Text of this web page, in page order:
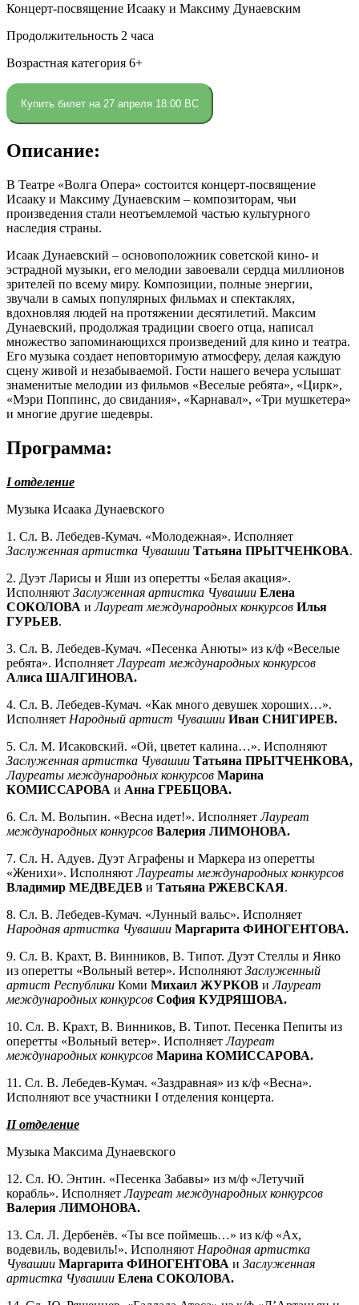
Концерт-посвящение Исааку и Максиму Дунаевским
Продолжительность 2 часа
Возрастная категория 6+
Купить билет на 27 апреля 18:00 ВС
Описание:
В Театре «Волга Опера» состоится концерт-посвящение
Исааку и Максиму Дунаевским – композиторам, чьи
произведения стали неотъемлемой частью культурного
наследия страны.
Исаак Дунаевский – основоположник советской кино- и
эстрадной музыки, его мелодии завоевали сердца миллионов
зрителей по всему миру. Композиции, полные энергии,
звучали в самых популярных фильмах и спектаклях,
вдохновляя людей на протяжении десятилетий. Максим
Дунаевский, продолжая традиции своего отца, написал
множество запоминающихся произведений для кино и театра.
Его музыка создает неповторимую атмосферу, делая каждую
сцену живой и незабываемой. Гости нашего вечера услышат
знаменитые мелодии из фильмов «Веселые ребята», «Цирк»,
«Мэри Поппинс, до свидания», «Карнавал», «Три мушкетера»
и многие другие шедевры.
Программа:
Iотделение
Музыка Исаака Дунаевского
1. Сл. В. Лебедев-Кумач. «Молодежная». Исполняет
Заслуженная артистка Чувашии Татьяна ПРЫТЧЕНКОВА.
2. Дуэт Ларисы и Яши из оперетты «Белая акация».
Исполняют Заслуженная артистка Чувашии Елена
СОКОЛОВА иЛауреат международных конкурсов Илья
ГУРЬЕВ.
3. Сл. В. Лебедев-Кумач. «Песенка Анюты» из к/ф «Веселые
ребята». ИсполняетЛауреат международных конкурсов
Алиса ШАЛГИНОВА.
4. Сл. В. Лебедев-Кумач. «Как много девушек хороших…».
Исполняет Народный артист Чувашии Иван СНИГИРЕВ.
5. Сл. М. Исаковский. «Ой, цветет калина…». Исполняют
Заслуженная артистка Чувашии Татьяна ПРЫТЧЕНКОВА,
Лауреаты международных конкурсов Марина
КОМИССАРОВА и Анна ГРЕБЦОВА.
6. Сл. М. Вольпин. «Весна идет!». ИсполняетЛауреат
международных конкурсов Валерия ЛИМОНОВА.
7. Сл. Н. Адуев. Дуэт Аграфены и Маркера из оперетты
«Женихи». ИсполняютЛауреаты международных конкурсов
Владимир МЕДВЕДЕВ и Татьяна РЖЕВСКАЯ.
8. Сл. В. Лебедев-Кумач. «Лунный вальс». Исполняет
Народная артистка Чувашии Маргарита ФИНОГЕНТОВА.
9. Сл. В. Крахт, В. Винников, В. Типот. Дуэт Стеллы и Янко
из оперетты «Вольный ветер». Исполняют Заслуженный
артист Республики Коми Михаил ЖУРКОВ иЛауреат
международных конкурсов София КУДРЯШОВА.
10. Сл. В. Крахт, В. Винников, В. Типот. Песенка Пепиты из
оперетты «Вольный ветер». ИсполняетЛауреат
международных конкурсов Марина КОМИССАРОВА.
11. Сл. В. Лебедев-Кумач. «Заздравная» из к/ф «Весна».
Исполняют все участники I отделения концерта.
IIотделение
Музыка Максима Дунаевского
12. Сл. Ю. Энтин. «Песенка Забавы» из м/ф «Летучий
корабль». ИсполняетЛауреат международных конкурсов
Валерия ЛИМОНОВА.
13. Сл. Л. Дербенёв. «Ты все поймешь…» из к/ф «Ах,
водевиль, водевиль!». Исполняют Народная артистка
Чувашии Маргарита ФИНОГЕНТОВА и Заслуженная
артистка Чувашии Елена СОКОЛОВА.